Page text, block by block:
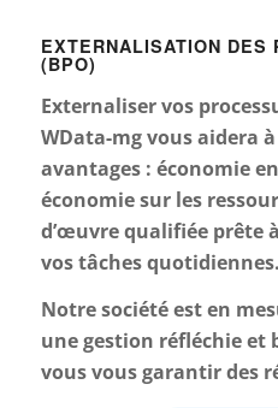
EXTERNALISATION DES
(BPO)
Externaliser vos
WData-mg vous aidera
avantages : économie
économie sur les
d’œuvre qualifiée prête
vos tâches quotidiennes.
Notre société est en
une gestion réfléchie et
vous vous garantir des